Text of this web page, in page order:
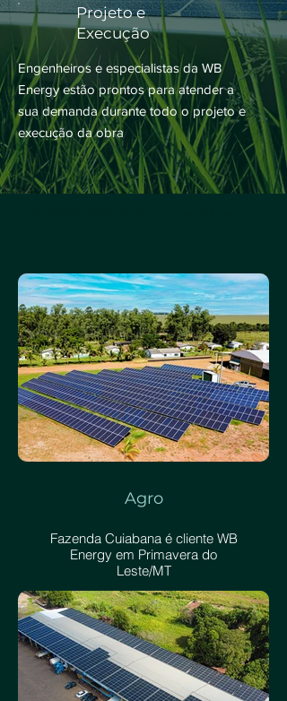
Projeto e
Execução
Engenheiros e especialistas da WB
Energy estão prontos para atender a
sua demanda durante todo o projeto e
execução da obra
Agro
Fazenda Cuiabana é cliente WB
Energy em Primavera do
Leste/MT